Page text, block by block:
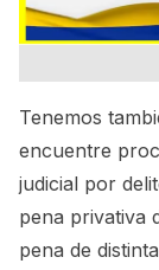
Tenemos
encuentre
judicial por
pena privativa
pena de